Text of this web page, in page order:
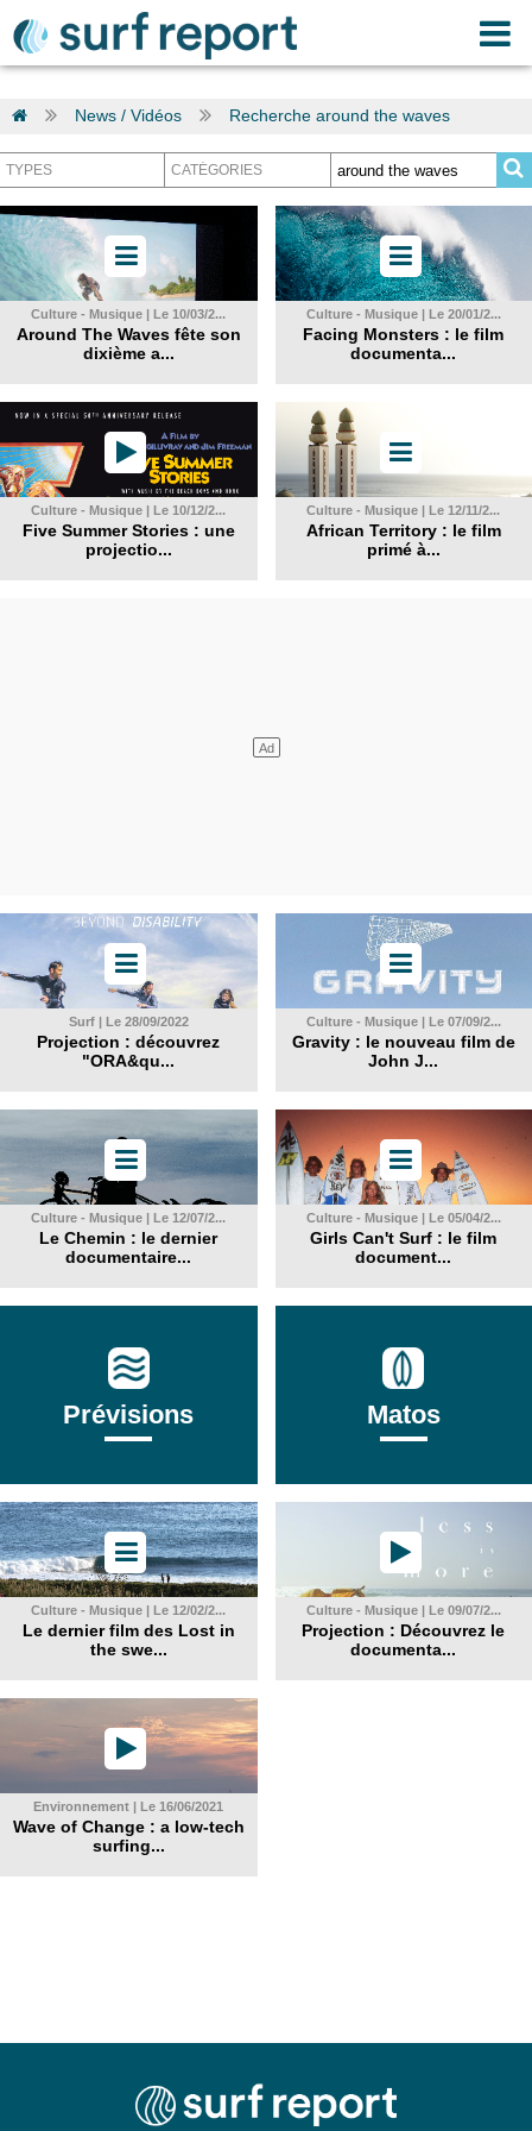
News / Vidéos Recherche around the waves
Culture - Musique | Le 10/03/2...
Around The Waves fête son
dixième a...
Culture - Musique | Le 20/01/2...
Facing Monsters : le film
documenta...
Culture - Musique | Le 10/12/2...
Five Summer Stories : une
projectio...
Culture - Musique | Le 12/11/2...
African Territory : le film
primé à...
Surf | Le 28/09/2022
Projection : découvrez
"ORA&qu...
Culture - Musique | Le 07/09/2...
Gravity : le nouveau film de
John J...
Culture - Musique | Le 12/07/2...
Le Chemin : le dernier
documentaire...
Culture - Musique | Le 05/04/2...
Girls Can't Surf : le film
document...
Prévisions Matos
Culture - Musique | Le 12/02/2...
Le dernier film des Lost in
the swe...
Culture - Musique | Le 09/07/2...
Projection : Découvrez le
documenta...
Environnement | Le 16/06/2021
Wave of Change : a low-tech
surfing...